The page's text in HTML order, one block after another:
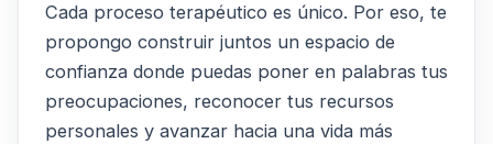
Cada proceso terapéutico es único. Por eso, te
propongo construir juntos un espacio de
confianza donde puedas poner en palabras tus
preocupaciones, reconocer tus recursos
personales y avanzar hacia una vida más